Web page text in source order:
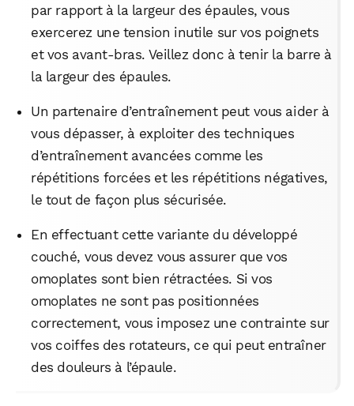
par rapport à la largeur des épaules, vous
exercerez une tension inutile sur vos poignets
et vos avant-bras. Veillez donc à tenir la barre à
la largeur des épaules.
Un partenaire d’entraînement peut vous aider à
vous dépasser, à exploiter des techniques
d’entraînement avancées comme les
répétitions forcées et les répétitions négatives,
le tout de façon plus sécurisée.
En effectuant cette variante du développé
couché, vous devez vous assurer que vos
omoplates sont bien rétractées. Si vos
omoplates ne sont pas positionnées
correctement, vous imposez une contrainte sur
vos coiffes des rotateurs, ce qui peut entraîner
des douleurs à l’épaule.